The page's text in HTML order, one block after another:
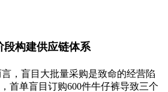
段构建供应链体系
，盲目大批量采购是致命的经营陷
首单盲目订购600件牛仔裤导致三个